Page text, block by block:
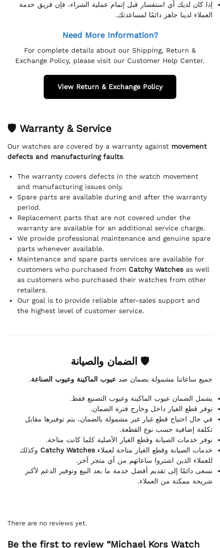
إذا كان لديك أي استفسار قبل إتمام عملية الشراء، فإن فريق خدمة
العملاء لدينا جاهز دائمًا لمساعدتك.
Need More Information?
For complete details about our Shipping, Return &
Exchange Policy, please visit our Customer Help Center.
View Return & Exchange Policy
🛡 Warranty & Service
Our watches are covered by a warranty against movement
defects and manufacturing faults.
The warranty covers defects in the watch movement
and manufacturing issues only.
Spare parts are available during and after the warranty
period.
Replacement parts that are not covered under the
warranty are available for an additional service charge.
We provide professional maintenance and genuine spare
parts whenever available.
Maintenance and spare parts services are available for
customers who purchased from Catchy Watchesas well
as customers who purchased their watches from other
retailers.
Our goal is to provide reliable after-sales support and
the highest level of customer service.
🛡 الضمان والصيانة
جميع ساعاتنا مشمولة بضمان ضد عيوب الماكينة وعيوب الصناعة.
يشمل الضمان عيوب الماكينة وعيوب التصنيع فقط.
نوفر قطع الغيار داخل وخارج فترة الضمان.
في حال احتياج قطع غيار غير مشمولة بالضمان، يتم توفيرها مقابل
تكلفة إضافية حسب نوع القطعة.
نوفر خدمات الصيانة وقطع الغيار الأصلية كلما كانت متاحة.
خدمات الصيانة وقطع الغيار متاحة لعملاءCatchy Watches وكذلك
للعملاء الذين اشتروا ساعاتهم من أي متجر آخر.
نسعى دائمًا إلى تقديم أفضل خدمة ما بعد البيع وتوفير الدعم لأكبر
شريحة ممكنة من العملاء.
There are no reviews yet.
Be the first to review “Michael Kors Watch